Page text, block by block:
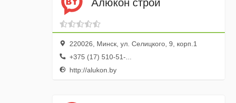
Алюкон строй
220026, Минск, ул. Селицкого, 9, корп.1
+375 (17) 510-51-...
http://alukon.by